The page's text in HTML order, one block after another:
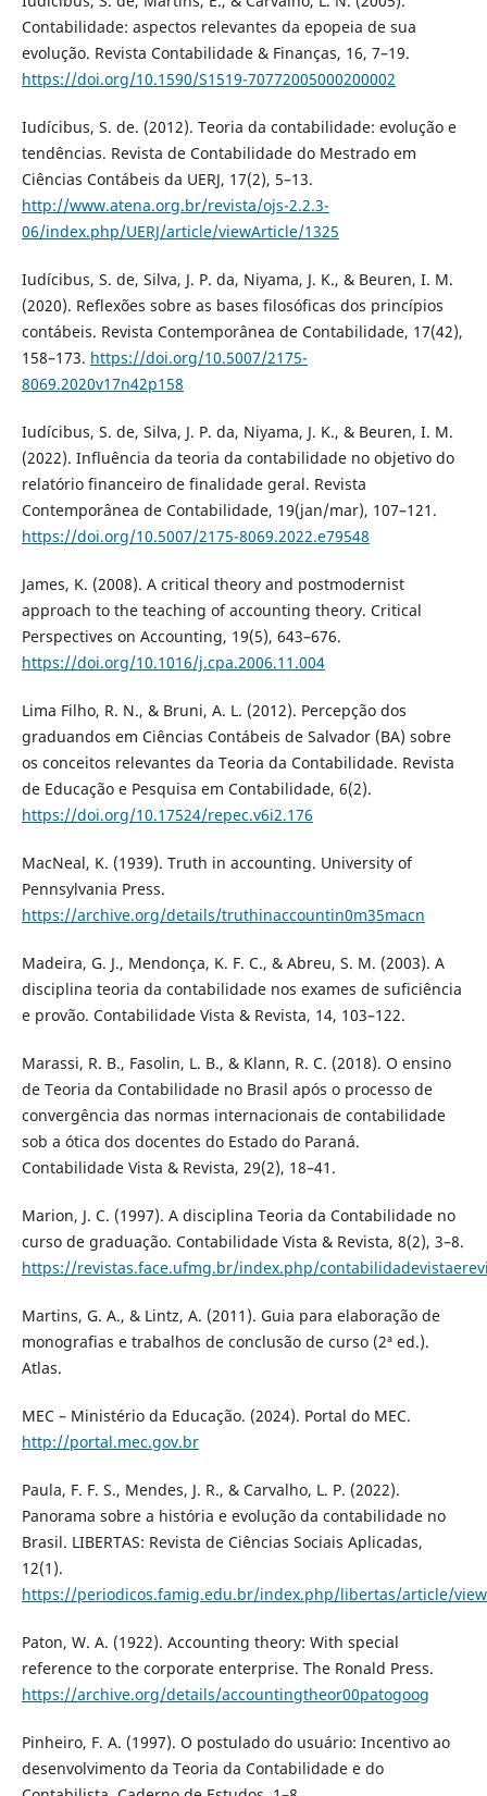
Contabilidade: aspectos relevantes da epopeia de sua
evolução. Revista Contabilidade & Finanças, 16, 7–19.
https://doi.org/10.1590/S1519-70772005000200002
Iudícibus, S. de. (2012). Teoria da contabilidade: evolução e
tendências. Revista de Contabilidade do Mestrado em
Ciências Contábeis da UERJ, 17(2), 5–13.
http://www.atena.org.br/revista/ojs-2.2.3-
06/index.php/UERJ/article/viewArticle/1325
Iudícibus, S. de, Silva, J. P. da, Niyama, J. K., & Beuren, I. M.
(2020). Reflexões sobre as bases filosóficas dos princípios
contábeis. Revista Contemporânea de Contabilidade, 17(42),
158–173. https://doi.org/10.5007/2175-
8069.2020v17n42p158
Iudícibus, S. de, Silva, J. P. da, Niyama, J. K., & Beuren, I. M.
(2022). Influência da teoria da contabilidade no objetivo do
relatório financeiro de finalidade geral. Revista
Contemporânea de Contabilidade, 19(jan/mar), 107–121.
https://doi.org/10.5007/2175-8069.2022.e79548
James, K. (2008). A critical theory and postmodernist
approach to the teaching of accounting theory. Critical
Perspectives on Accounting, 19(5), 643–676.
https://doi.org/10.1016/j.cpa.2006.11.004
Lima Filho, R. N., & Bruni, A. L. (2012). Percepção dos
graduandos em Ciências Contábeis de Salvador (BA) sobre
os conceitos relevantes da Teoria da Contabilidade. Revista
de Educação e Pesquisa em Contabilidade, 6(2).
https://doi.org/10.17524/repec.v6i2.176
MacNeal, K. (1939). Truth in accounting. University of
Pennsylvania Press.
https://archive.org/details/truthinaccountin0m35macn
Madeira, G. J., Mendonça, K. F. C., & Abreu, S. M. (2003). A
disciplina teoria da contabilidade nos exames de suficiência
e provão. Contabilidade Vista & Revista, 14, 103–122.
Marassi, R. B., Fasolin, L. B., & Klann, R. C. (2018). O ensino
de Teoria da Contabilidade no Brasil após o processo de
convergência das normas internacionais de contabilidade
sob a ótica dos docentes do Estado do Paraná.
Contabilidade Vista & Revista, 29(2), 18–41.
Marion, J. C. (1997). A disciplina Teoria da Contabilidade no
curso de graduação. Contabilidade Vista & Revista, 8(2), 3–8.
https://revistas.face.ufmg.br/index.php/
Martins, G. A., & Lintz, A. (2011). Guia para elaboração de
monografias e trabalhos de conclusão de curso (2ª ed.).
Atlas.
MEC – Ministério da Educação. (2024). Portal do MEC.
http://portal.mec.gov.br
Paula, F. F. S., Mendes, J. R., & Carvalho, L. P. (2022).
Panorama sobre a história e evolução da contabilidade no
Brasil. LIBERTAS: Revista de Ciências Sociais Aplicadas,
12(1).
https://periodicos.famig.edu.br/index.php/libertas/article/
Paton, W. A. (1922). Accounting theory: With special
reference to the corporate enterprise. The Ronald Press.
https://archive.org/details/accountingtheor00patogoog
Pinheiro, F. A. (1997). O postulado do usuário: Incentivo ao
desenvolvimento da Teoria da Contabilidade e do